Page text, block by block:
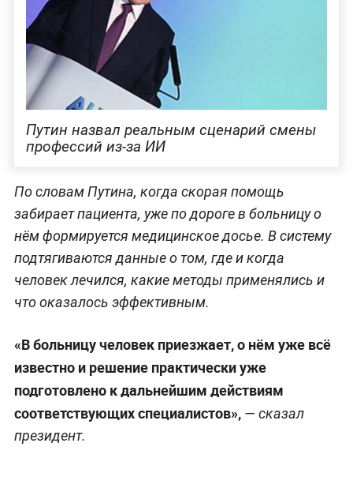
Путин назвал реальным сценарий смены
профессий из-за ИИ
По словам Путина, когда скорая помощь
забирает пациента, уже по дороге в больницу о
нём формируется медицинское досье. В систему
подтягиваются данные о том, где и когда
человек лечился, какие методы применялись и
что оказалось эффективным.
«В больницу человек приезжает, о нём уже всё
известно и решение практически уже
подготовлено к дальнейшим действиям
соответствующих специалистов», — сказал
президент.